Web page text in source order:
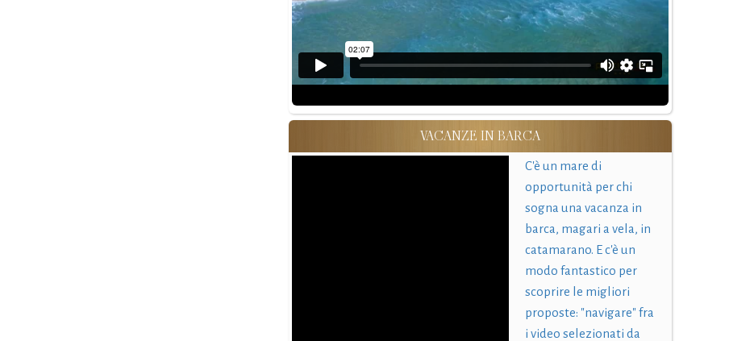
VACANZE IN BARCA
C'è un mare di
opportunità per chi
sogna una vacanza in
barca, magari a vela, in
catamarano. E c'è un
modo fantastico per
scoprire le migliori
proposte: "navigare" fra
i video selezionati da